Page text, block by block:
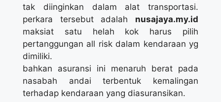
tak diinginkan dalam alat transportasi.
perkara tersebut adalah nusajaya.my.id
maksiat satu helah kok harus pilih
pertanggungan all risk dalam kendaraan yg
dimiliki.
bahkan asuransi ini menaruh berat pada
nasabah andai terbentuk kemalingan
terhadap kendaraan yang diasuransikan.